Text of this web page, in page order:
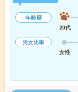
年齢層
20代
男女比率
女性